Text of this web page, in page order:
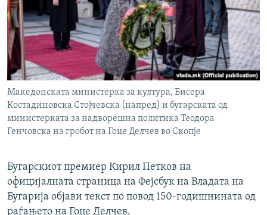
Македонската министерка за култура, Бисера
Костадиновска Стојчевска (напред) и бугарската од
министерката за надворешна политика Теодора
Генчовска на гробот на Гоце Делчев во Скопје
Бугарскиот премиер Кирил Петков на
официјалната страница на Фејсбук на Владата на
Бугарија објави текст по повод 150-годишнината од
раѓањето на Гоце Делчев.